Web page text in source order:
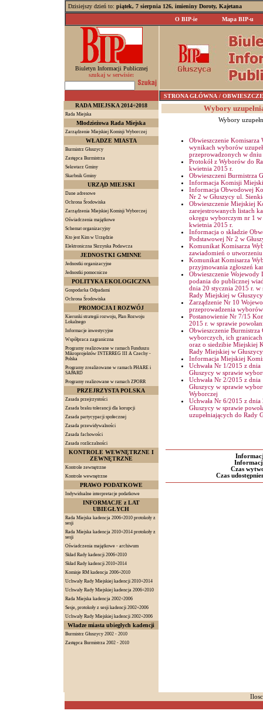
Dzisiejszy dzień to: piątek, 7 sierpnia 126, imieniny Doroty, Kajetana
O BIP-ie
Mapa BIP-u
Biuletyn Informacji Publicznej
szukaj w serwisie:
STRONA GŁÓWNA /
RADA MIEJSKA 2014÷2018
Rada Miejska
Młodzieżowa Rada Miejska
Zarządzenie Miejskiej Komisji Wyborczej
WŁADZE MIASTA
Burmistrz Głuszycy
Zastępca Burmistrza
Sekretarz Gminy
Skarbnik Gminy
URZĄD MIEJSKI
Dane adresowe
Ochrona Środowiska
Zarządzenia Miejskiej Komisji Wyborczej
Oświadczenia majątkowe
Schemat organizacyjny
Kto jest Kim w Urzędzie
Elektroniczna Skrzynka Podawcza
JEDNOSTKI GMINNE
Jednostki organizacyjne
Jednostki pomocnicze
POLITYKA EKOLOGICZNA
Gospodarka Odpadami
Ochrona Środowiska
PROMOCJA I ROZWÓJ
Kierunki strategii rozwoju, Plan Rozwoju
Lokalnego
Informacje inwestycyjne
Współpraca zagraniczna
Programy realizowane w ramach Funduszu
Mikroprojektów INTERREG III A Czechy -
Polska
Programy zrealizowane w ramach PHARE i
SAPARD
Programy realizowane w ramach ZPORR
PRZEJRZYSTA POLSKA
Zasada przejrzystości
Zasada braku tolerancji dla korupcji
Zasada partycypacji społecznej
Zasada przewidywalności
Zasada fachowości
Zasada rozliczalności
KONTROLE WEWNĘTRZNE I
ZEWNĘTRZNE
Kontrole zewnętrzne
Kontrole wewnętrzne
PRAWO PODATKOWE
Indywidualne interpretacje podatkowe
INFORMACJE z LAT
UBIEGŁYCH
Rada Miejska kadencja 2006÷2010 protokoły z
sesji
Rada Miejska kadencja 2010÷2014 protokoły z
sesji
Oświadczenia majątkowe - archiwum
Skład Rady kadencji 2006÷2010
Skład Rady kadencji 2010÷2014
Komisje RM kadencja 2006÷2010
Uchwały Rady Miejskiej kadencji 2010÷2014
Uchwały Rady Miejskiej kadencja 2006÷2010
Rada Miejska kadencja 2002÷2006
Sesje, protokoły z sesji kadencji 2002÷2006
Uchwały Rady Miejskiej kadencji 2002÷2006
Władze miasta ubiegłych kadencji
Burmistrz Głuszycy 2002 - 2010
Zastępca Burmistrza 2002 - 2010
Wybory
Wybory
Obwieszczenie
wynikach wyborów
przeprowadzonych w
Protokół z Wyborów do
kwietnia 2015 r.
Obwieszczeni Burmistrza
Informacja Komisji
Informacja Obwodowej
Nr 2 w Głuszycy ul.
Obwieszczenie Miejskiej
zarejestrowanych listach
okręgu wyborczym nr 1 w
kwietnia 2015 r.
Informacja o składzie
Podstawowej Nr 2 w
Komunikat Komisarza
zawiadomień o
Komunikat Komisarza
przyjmowania zgłoszeń
Obwieszczenie Wojewody
podania do publicznej
dnia 20 stycznia 2015 r. w
Rady Miejskiej w Głuszycy
Zarządzenie Nr 10
przeprowadzenia
Postanowienie Nr 7/15
2015 r. w sprawie
Obwieszczenie
wyborczych, ich
oraz o siedzibie Miejskiej
Rady Miejskiej w
Informacja Miejskiej
Uchwała Nr 1/2015 z
Głuszycy w sprawie
Uchwała Nr 2/2015 z
Głuszycy w sprawie
Wyborczej
Uchwała Nr 6/2015 z
Głuszycy w sprawie
uzupełniających do Rady
Czas
Czas